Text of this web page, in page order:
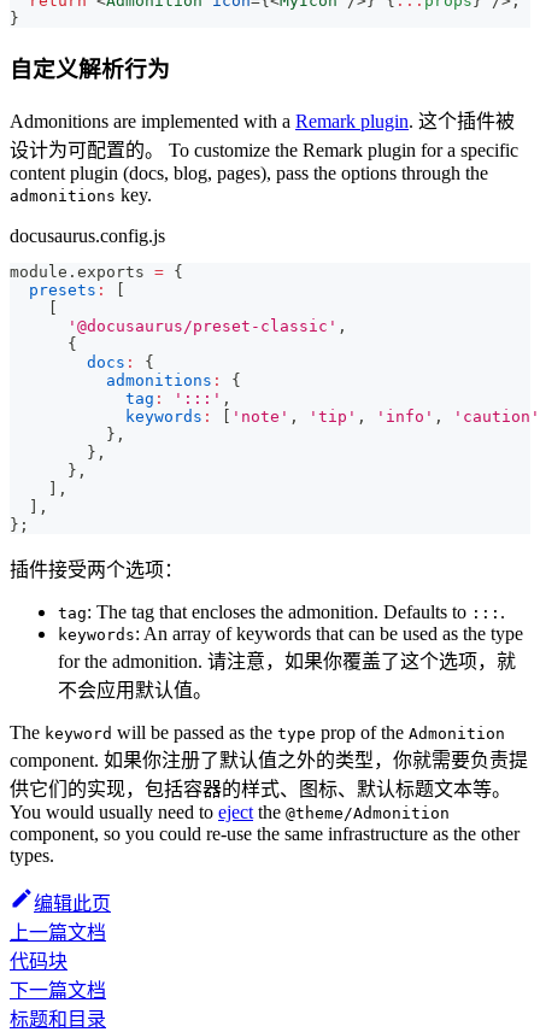
}
自定义解析行为
Admonitions are implemented with a Remark plugin. 这个插件被
设计为可配置的。 To customize the Remark plugin for a specific
content plugin (docs, blog, pages), pass the options through the
admonitions key.
docusaurus.config.js
module . exports = {
presets :
'@docusaurus/preset-classic' ,
{
docs :
{
admonitions :
{
tag : ':::' ,
keywords : 'note' , 'tip' , 'info' ,
'caution'
} ,
} ,
} ,
,
,
} ;
插件接受两个选项：
tag: The tag that encloses the admonition. Defaults to ::: .
keywords: An array of keywords that can be used as the type
for the admonition. 请注意，如果你覆盖了这个选项，就
不会应用默认值。
The keyword will be passed as the type prop of the Admonition
component. 如果你注册了默认值之外的类型，你就需要负责提
供它们的实现，包括容器的样式、图标、默认标题文本等。
You would usually need to eject the @theme/Admonition
component, so you could re-use the same infrastructure as the other
types.
编辑此页
上一篇文档
代码块
下一篇文档
标题和目录